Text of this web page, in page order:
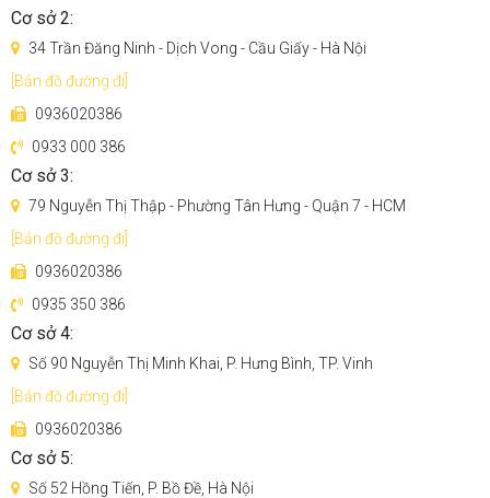
Công nghệ Aivi 3.0 nhìn thấu hiểu rõ ngôi nhà bạn
- Được trang bị trí thông minh nhân tạo AI và công nghệ
không gian gia đình và di chuyển thông minh giống như oto
không người lái. Một đột phá mới về công nghệ giúp Deebot
T10 hạn chế tối đa khả năng mắc kẹt.
Cơ sở 2:
34 Trần Đăng Ninh - Dịch Vong - Cầu Giấy - Hà Nội
[Bản đồ đường đi]
0936020386
0933 000 386
Cơ sở 3:
79 Nguyễn Thị Thập - Phường Tân Hưng - Quận 7 - HCM
[Bản đồ đường đi]
0936020386
0935 350 386
Cơ sở 4:
Số 90 Nguyễn Thị Minh Khai, P. Hưng Bình, TP. Vinh
[Bản đồ đường đi]
0936020386
Cơ sở 5:
Số 52 Hồng Tiến, P. Bồ Đề, Hà Nội